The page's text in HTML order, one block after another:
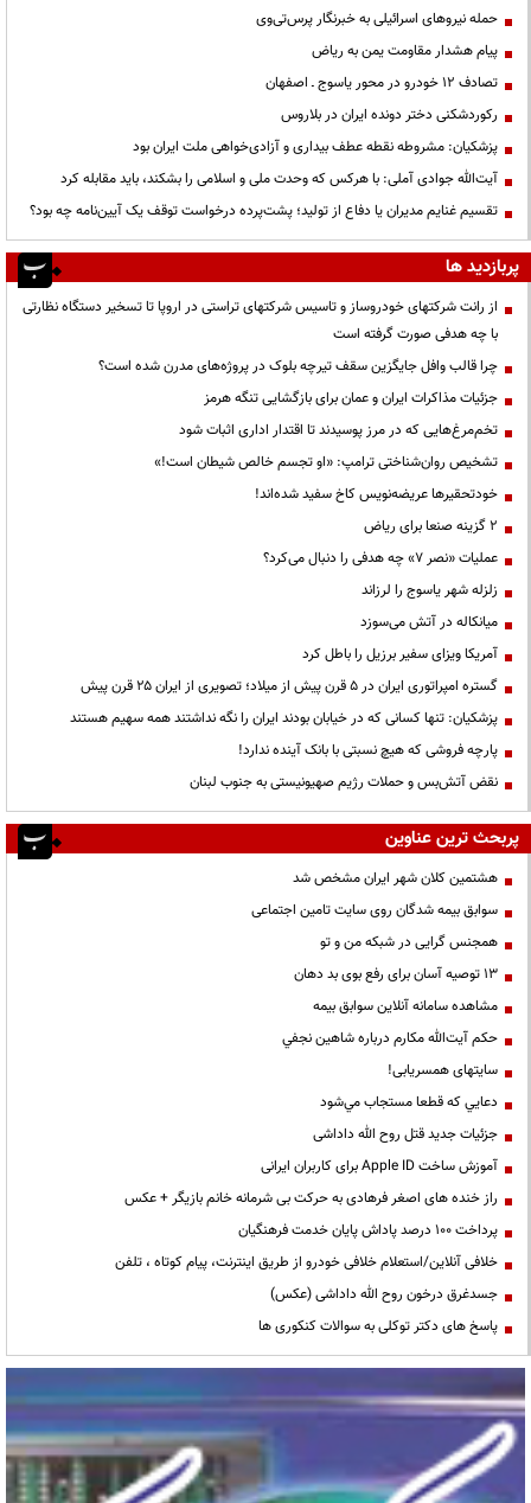
حمله نیروهای اسرائیلی به خبرنگار پرس‌تی‌وی
پیام هشدار مقاومت یمن به ریاض
تصادف ۱۲ خودرو در محور یاسوج ـ اصفهان
رکوردشکنی دختر دونده ایران در بلاروس
پزشکیان: مشروطه نقطه عطف بیداری و آزادی‌خواهی ملت ایران بود
آیت‌الله جوادی آملی: با هرکس که وحدت ملی و اسلامی را بشکند، باید مقابله کرد
تقسیم غنایم مدیران یا دفاع از تولید؛ پشت‌پرده درخواست توقف یک آیین‌نامه چه بود؟
پربازدید ها
از رانت‌ شرکتهای خودروساز و تاسیس شرکتهای تراستی در اروپا تا تسخیر دستگاه نظارتی
با چه هدفی صورت گرفته است
چرا قالب وافل جایگزین سقف تیرچه بلوک در پروژه‌های مدرن شده است؟
جزئیات مذاکرات ایران و عمان برای بازگشایی تنگه هرمز
تخم‌مرغ‌هایی که در مرز پوسیدند تا اقتدار اداری اثبات شود
تشخیص روان‌شناختی ترامپ: «او تجسم خالص شیطان است!»
خودتحقیرها عریضه‌نویس کاخ سفید شده‌اند!
۲ گزینه صنعا برای ریاض
عملیات «نصر ۷» چه هدفی را دنبال می‌کرد؟
زلزله شهر یاسوج را لرزاند
میانکاله در آتش می‌سوزد
آمریکا ویزای سفیر برزیل را باطل کرد
گستره امپراتوری ایران در ۵ قرن پیش از میلاد؛ تصویری از ایران ۲۵ قرن پیش
پزشکیان: تنها کسانی که در خیابان بودند ایران را نگه نداشتند همه سهیم هستند
پارچه فروشی که هیچ نسبتی با بانک آینده ندارد!
نقض آتش‌بس و حملات رژیم صهیونیستی به جنوب لبنان
پربحث ترین عناوین
هشتمین کلان شهر ایران مشخص شد
سوابق بیمه شدگان روی سایت تامین اجتماعی
همجنس گرایی در شبکه من و تو
13 توصیه آسان برای رفع بوی بد دهان
مشاهده سامانه آنلاين سوابق بیمه
حكم آيت‌الله مكارم درباره شاهين نجفي
سایتهای همسریابی!
دعايي كه قطعا مستجاب مي‌شود
جزئیات جدید قتل روح الله داداشی
آموزش ساخت Apple ID برای کاربران ایرانی
راز خنده های اصغر فرهادی به حرکت بی شرمانه خانم بازیگر + عکس
پرداخت ۱۰۰ درصد پاداش پایان خدمت فرهنگیان
خلافی آنلاین/استعلام خلافی خودرو از طریق اینترنت، پیام کوتاه ، تلفن
جسدغرق درخون روح الله داداشی (عکس)
پاسخ های دکتر توکلی به سوالات کنکوری ها